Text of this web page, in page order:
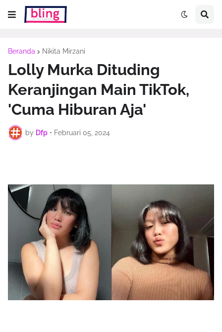
Beranda Nikita Mirzani
Lolly Murka Dituding
Keranjingan Main TikTok,
'Cuma Hiburan Aja'
by Dfp • Februari 05, 2024